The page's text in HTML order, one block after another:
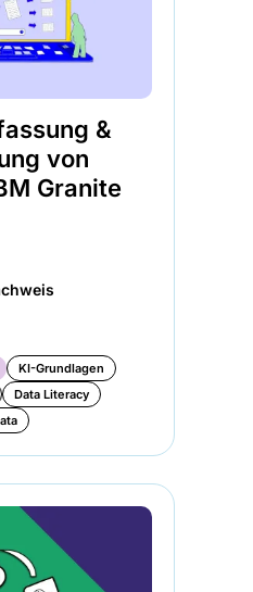
&
von
Granite
KI-Grundlagen
Data Literacy